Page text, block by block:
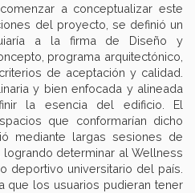
a conceptualizar este
del proyecto, se definió un
a la firma de Diseño y
programa arquitectónico,
de aceptación y calidad.
y bien enfocada y alineada
la esencia del edificio. El
que conformarían dicho
mediante largas sesiones de
determinar al Wellness
deportivo universitario del país.
que los usuarios pudieran tener